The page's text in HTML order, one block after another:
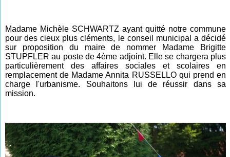
Madame Michèle SCHWARTZ ayant quitté notre commune
pour des cieux plus cléments, le conseil municipal a décidé
sur proposition du maire de nommer Madame Brigitte
STUPFLER au poste de 4ème adjoint. Elle se chargera plus
particulièrement des affaires sociales et scolaires en
remplacement de Madame Annita RUSSELLO qui prend en
charge l'urbanisme. Souhaitons lui de réussir dans sa
mission.